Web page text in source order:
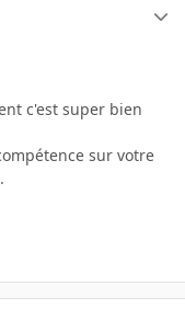
c'est super bien
sur votre